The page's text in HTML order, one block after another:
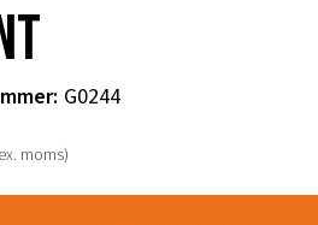
: G0244
moms)